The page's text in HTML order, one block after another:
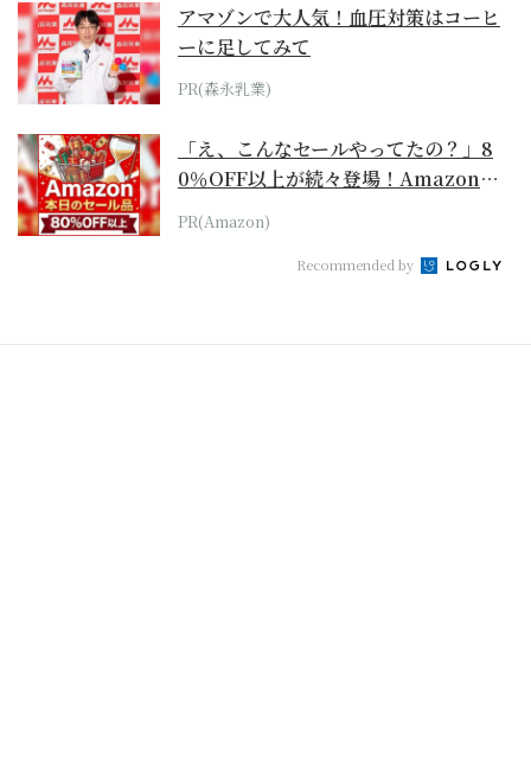
アマゾンで大人気！血圧対策はコーヒ
ーに足してみて
PR(森永乳業)
「え、こんなセールやってたの？」8
0％OFF以上が続々登場！Amazonの
本気が...
PR(Amazon)
Recommended by